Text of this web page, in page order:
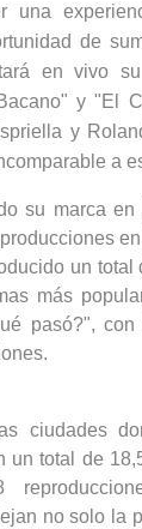
una
de
en vivo
Bacano" y "El
y
a
su marca
un
más
pasó?",
ciudades
un total de
no solo la